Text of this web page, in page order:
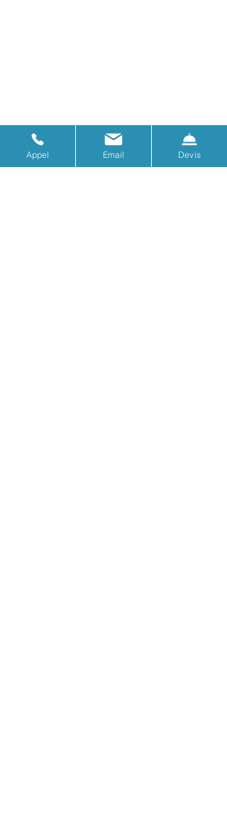
Une maison propre
et bien rangée, votre
linge repassé
jardin entretenu
et
resplendissant, des petits travaux finalisés,
Appel Email Devis